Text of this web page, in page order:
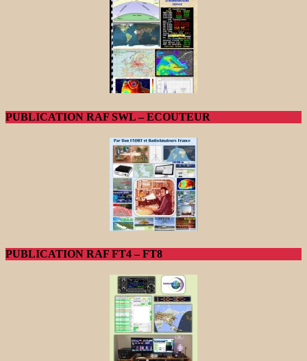
PUBLICATION RAF SWL – ECOUTEUR
PUBLICATION RAF FT4 – FT8